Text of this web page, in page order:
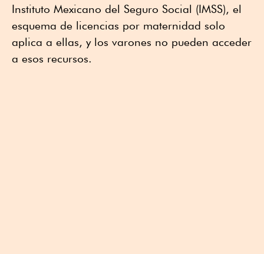
Instituto Mexicano del Seguro Social (IMSS), el
esquema de licencias por maternidad solo
aplica a ellas, y los varones no pueden acceder
a esos recursos.